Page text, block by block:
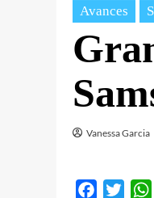
Avances
Vanessa Garcia
Facebook